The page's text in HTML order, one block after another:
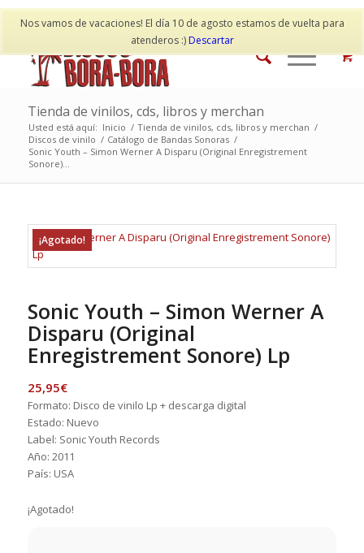
Nos vamos de vacaciones! El día 10 de agosto estamos de vuelta para
atenderos :)Descartar
Mi cuenta Contacto
Tienda de vinilos, cds, libros y merchan
Usted está aquí: Inicio / Tienda de vinilos, cds, libros y merchan /
Discos de vinilo / Catálogo de Bandas Sonoras /
Sonic Youth – Simon Werner A Disparu (Original Enregistrement
Sonore)...
¡Agotado!
Sonic Youth – Simon Werner A
Disparu (Original
Enregistrement Sonore) Lp
25,95€
Formato: Disco de vinilo Lp + descarga digital
Estado: Nuevo
Label: Sonic Youth Records
Año: 2011
País: USA
¡Agotado!